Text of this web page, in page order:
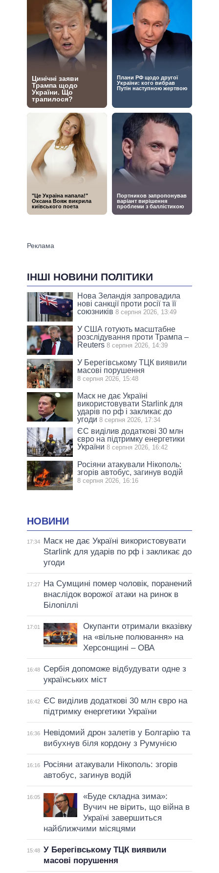
ІНШІ НОВИНИ ПОЛІТИКИ
Нова Зеландія запровадила
нові санкції проти росії та її
союзників 8 серпня 2026, 13:49
У США готують масштабне
розслідування проти Трампа –
Reuters 8 серпня 2026, 14:39
У Берегівському ТЦК виявили
масові порушення
8 серпня 2026, 15:48
Маск не дає Україні
використовувати Starlink для
ударів по рф і закликає до
угоди 8 серпня 2026, 17:34
ЄС виділив додаткові 30 млн
євро на підтримку енергетики
України 8 серпня 2026, 16:42
Росіяни атакували Нікополь:
згорів автобус, загинув водій
8 серпня 2026, 16:16
НОВИНИ
17:34
Маск не дає Україні використовувати
Starlink для ударів по рф і закликає до
угоди
17:27
На Сумщині помер чоловік, поранений
внаслідок ворожої атаки на ринок в
Білопіллі
17:01
Окупанти отримали вказівку
на «вільне полювання» на
Херсонщині – ОВА
16:48
Сербія допоможе відбудувати одне з
українських міст
16:42
ЄС виділив додаткові 30 млн євро на
підтримку енергетики України
16:36
Невідомий дрон залетів у Болгарію та
вибухнув біля кордону з Румунією
16:16
Росіяни атакували Нікополь: згорів
автобус, загинув водій
16:05
«Буде складна зима»:
Вучич не вірить, що війна в
Україні завершиться
найближчими місяцями
15:48 У Берегівському ТЦК виявили
масові порушення